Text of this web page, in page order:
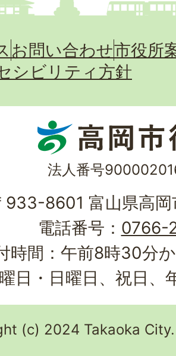
お問い合わせ市役所
シビリティ方針
法人番号
933-8601 富山県高
電話番号： 0766-
時間：午前8時30分
曜日・日曜日、祝日
(c) 2024 Takaoka